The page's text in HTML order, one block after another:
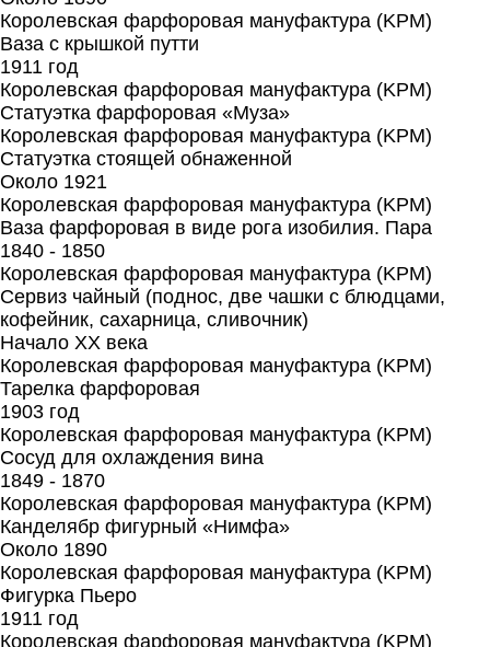
Королевская фарфоровая мануфактура (KPM)
Ваза с крышкой путти
1911 год
Королевская фарфоровая мануфактура (KPM)
Статуэтка фарфоровая «Муза»
Королевская фарфоровая мануфактура (KPM)
Статуэтка стоящей обнаженной
Около 1921
Королевская фарфоровая мануфактура (KPM)
Ваза фарфоровая в виде рога изобилия. Пара
1840 - 1850
Королевская фарфоровая мануфактура (KPM)
Сервиз чайный (поднос, две чашки с блюдцами,
кофейник, сахарница, сливочник)
Начало XX века
Королевская фарфоровая мануфактура (KPM)
Тарелка фарфоровая
1903 год
Королевская фарфоровая мануфактура (KPM)
Сосуд для охлаждения вина
1849 - 1870
Королевская фарфоровая мануфактура (KPM)
Канделябр фигурный «Нимфа»
Около 1890
Королевская фарфоровая мануфактура (KPM)
Фигурка Пьеро
1911 год
Королевская фарфоровая мануфактура (KPM)